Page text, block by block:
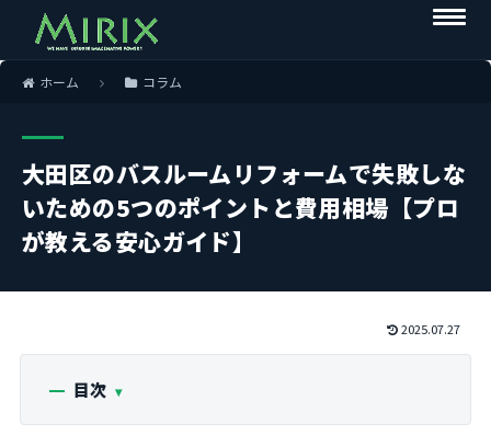
ホーム コラム
大田区のバスルームリフォームで失敗しな
いための5つのポイントと費用相場【プロ
が教える安心ガイド】
2025.07.27
目次